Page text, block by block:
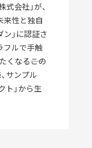
会社」が、
来性と独自
」に認証さ
フルで手触
なる――この
サンプル
ト」から生